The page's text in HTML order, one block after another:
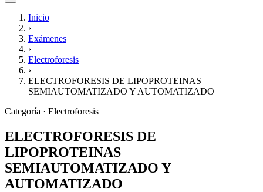
Servicios
Inicio
›
Exámenes
›
Electroforesis
›
ELECTROFORESIS DE LIPOPROTEINAS
SEMIAUTOMATIZADO Y AUTOMATIZADO
Categoría · Electroforesis
ELECTROFORESIS DE
LIPOPROTEINAS
SEMIAUTOMATIZADO Y
AUTOMATIZADO